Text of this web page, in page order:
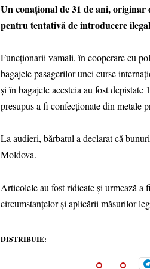
Un conațional de 31 de ani,
pentru tentativă de introducere
Funcționarii vamali, în cooperare cu
bagajele pasagerilor unei curse
și în bagajele acesteia au fost
presupus a fi confecționate din metale
La audieri, bărbatul a declarat că
Moldova.
Articolele au fost ridicate și urmează a
circumstanțelor și aplicării măsurilor
DISTRIBUIE: